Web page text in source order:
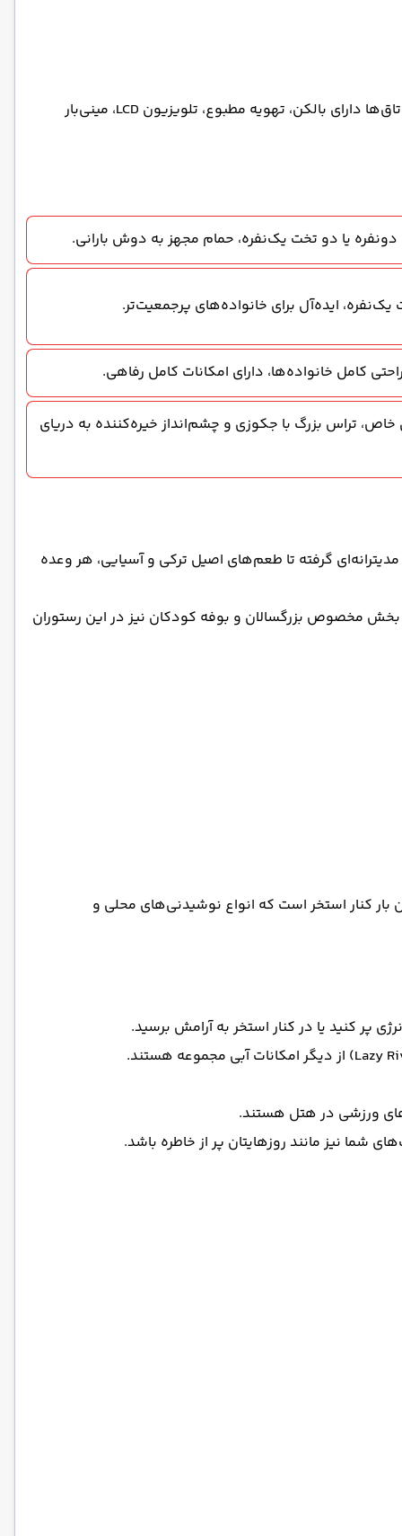
اتاق‌های هتل کریستال سانست با طراحی مدرن و دکوراسیونی گرم، فضایی آرام و دلنشین برای استراحت شما فراهم می‌کنند. تمام اتاق‌ها دارای بالکن، تهویه مطبوع، تلویزیون LCD، مینی‌بار
یا دو تخت یک‌نفره، حمام مجهز به دوش بارانی.
ایده‌آل برای خانواده‌های پرجمعیت‌تر.
کامل خانواده‌ها، دارای امکانات کامل رفاهی.
تراس بزرگ با جکوزی و چشم‌انداز خیره‌کننده به دریای
است. از غذاهای مدیترانه‌ای گرفته تا طعم‌های اصیل ترکی و آسیایی، هر وعده
بخش مخصوص بزرگسالان و بوفه کودکان نیز در این رستوران
کنار استخر است که انواع نوشیدنی‌های محلی و
پر کنید یا در کنار استخر به آرامش برسید.
ورزشی در هتل هستند.
نیز مانند روزهایتان پر از خاطره باشد.